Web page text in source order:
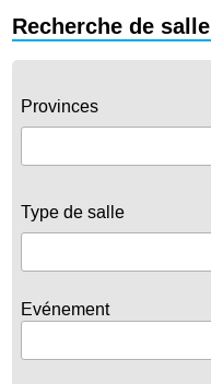
Recherche de salle
Provinces
Type de salle
Evénement